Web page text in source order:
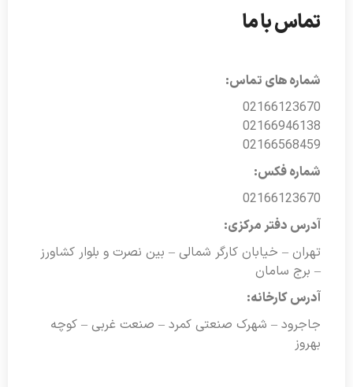
تماس با ما
شماره های تماس:
02166123670
02166946138
02166568459
شماره فکس:
02166123670
آدرس دفتر مرکزی:
تهران – خیابان کارگر شمالی – بین نصرت و بلوار کشاورز
– برج سامان
آدرس کارخانه:
جاجرود – شهرک صنعتی کمرد – صنعت غربی – کوچه
بهروز